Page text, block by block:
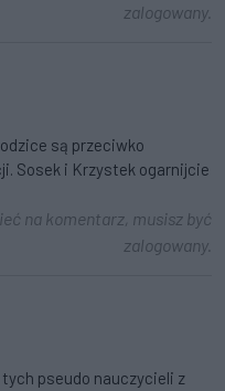
zalogowany.
są przeciwko
Sosek i Krzystek ogarnijcie
na komentarz, musisz być
zalogowany.
pseudo nauczycieli z